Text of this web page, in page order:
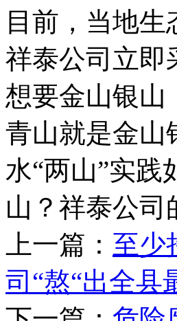
目前，当地
祥泰公司立即
想要金山银山
青山就是金山
水“两山”实
山？祥泰公司
上一篇： 至少
司“熬“出全县